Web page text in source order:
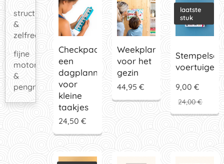
structuur
&
zelfredzaamheid
fijne
motoriek
&
pengreep
Checkpad:
een
dagplanner
voor
kleine
taakjes
24,50 €
Weekplanner
voor het
gezin
44,95 €
Stempelset:
voertuigen
laatste
stuk
9,00 €
24,00€